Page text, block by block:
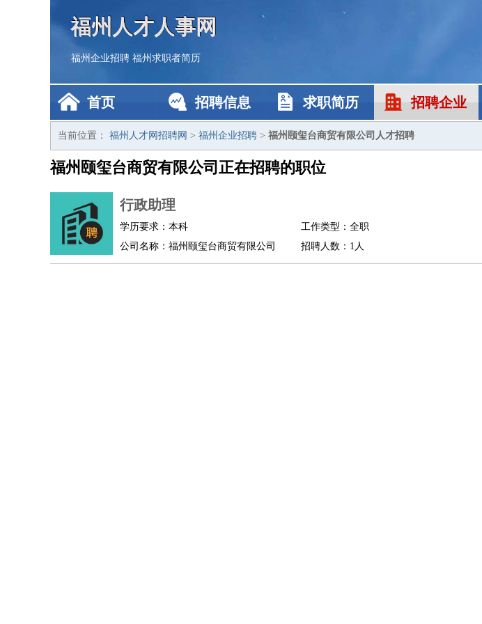
福州人才人事网
福州企业招聘 福州求职者简历
首页 招聘信息 求职简历 招聘企业
当前位置： 福州人才网招聘网 > 福州企业招聘 > 福州颐玺台商贸有限公司人才招聘
福州颐玺台商贸有限公司正在招聘的职位
行政助理
学历要求：本科 工作类型：全职
公司名称：福州颐玺台商贸有限公司
招聘人数：1人